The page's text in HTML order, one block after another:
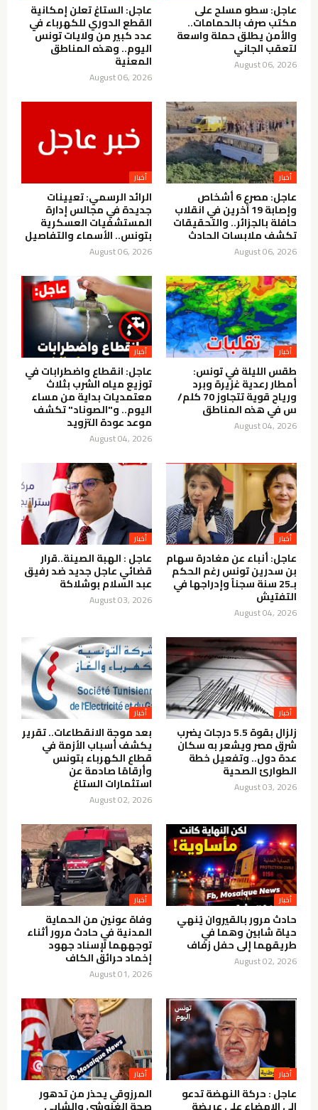
عاجل: سطو مسلح على
مكتب صرف بالحمامات..
والأمن يطلق حملة واسعة
لتعقب الجاني
August 06, 2026
عاجل: الستاغ تعلن إمكانية
القطع الدوري للكهرباء في
عدد كبير من ولايات تونس
اليوم.. وهذه المناطق
المعنية
August 06, 2026
أخبار
عاجل: مصرع 6 أشخاص
وإصابة 19 آخرين في انقلاب
حافلة بالجزائر.. والتحقيقات
تكشف ملابسات الحادث
August 06, 2026
أخبار
الرائد الرسمي: تعيينات
جديدة في مجالس إدارة
المستشفيات العسكرية
بتونس.. الأسماء والتفاصيل
August 06, 2026
أخبار
طقس الليلة في تونس:
أمطار رعدية غزيرة وبرد
ورياح قوية تتجاوز 70 كلم/
س في هذه المناطق
August 04, 2026
أخبار
عاجل: انقطاع واضطرابات في
توزيع مياه الشرب بثلاث
معتمديات بداية من مساء
اليوم.. و"الصوناد" تكشف
موعد عودة التزويد
August 04, 2026
أخبار
عاجل: أنباء عن مغادرة سهام
بن سدرين تونس رغم الحكم
بـ25 سنة سجناً وإدراجها في
التفتيش
August 04, 2026
أخبار
عاجل : الهبة الصينة..قرار
قضائي عاجل جديد ضد رفيق
عبد السلام بوشلاكة
August 03, 2026
أخبار
زلزال بقوة 5.5 درجات يضرب
شرق مصر ويشعر به سكان
عدة دول.. وتفعيل خطة
الطوارئ الصحية
August 03, 2026
أخبار
بعد موجة الانقطاعات.. تقرير
يكشف أسباب الأزمة في
قطاع الكهرباء بتونس
وأرقامًا صادمة عن
استثمارات الستاغ
August 02, 2026
أخبار
حادث مرور بالقيروان يُنهي
حياة شابين وهما في
طريقهما إلى حفل زفاف
August 02, 2026
أخبار
وفاة عونين من الحماية
المدنية في حادث مرور أثناء
توجههما لإسناد جهود
إخماد حرائق الكاف
August 01, 2026
أخبار
عاجل : حركة النهضة تدعو
أخبار
المرزوقي يحذر من تدهور